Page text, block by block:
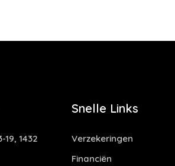
1432
Snelle Links
Verzekeringen
Financiën